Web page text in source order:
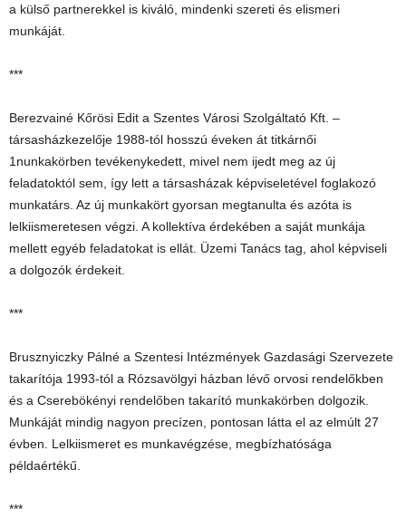
a külső partnerekkel is kiváló, mindenki szereti és elismeri
munkáját.
***
Berezvainé Kőrösi Edit a Szentes Városi Szolgáltató Kft. –
társasházkezelője 1988-tól hosszú éveken át titkárnői
1nunkakörben tevékenykedett, mivel nem ijedt meg az új
feladatoktól sem, így lett a társasházak képviseletével foglakozó
munkatárs. Az új munkakört gyorsan megtanulta és azóta is
lelkiismeretesen végzi. A kollektíva érdekében a saját munkája
mellett egyéb feladatokat is ellát. Üzemi Tanács tag, ahol képviseli
a dolgozók érdekeit.
***
Brusznyiczky Pálné a Szentesi Intézmények Gazdasági Szervezete
takarítója 1993-tól a Rózsavölgyi házban lévő orvosi rendelőkben
és a Cserebökényi rendelőben takarító munkakörben dolgozik.
Munkáját mindig nagyon precízen, pontosan látta el az elmúlt 27
évben. Lelkiismeret es munkavégzése, megbízhatósága
példaértékű.
***